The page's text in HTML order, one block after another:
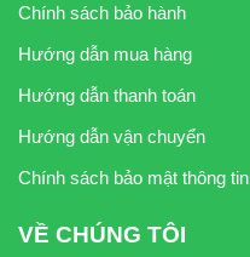
Chính sách bảo hành
Hướng dẫn mua hàng
Hướng dẫn thanh toán
Hướng dẫn vận chuyển
Chính sách bảo mật thông tin
VỀ CHÚNG TÔI